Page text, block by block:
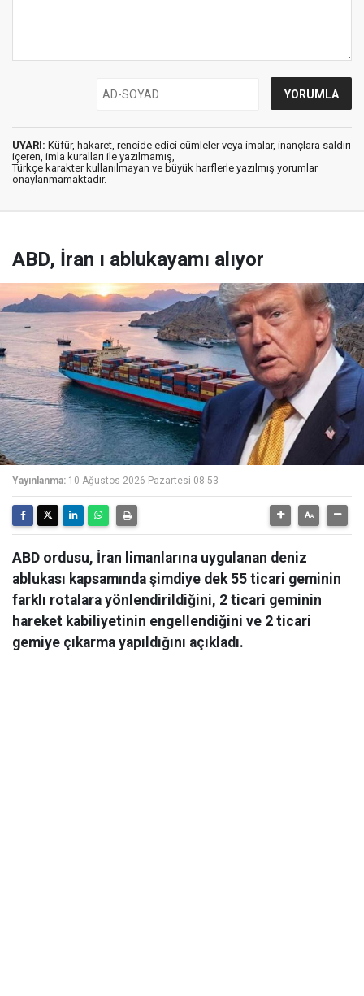
UYARI: Küfür, hakaret, rencide edici cümleler veya imalar, inançlara saldırı
içeren, imla kuralları ile yazılmamış,
Türkçe karakter kullanılmayan ve büyük harflerle yazılmış yorumlar
onaylanmamaktadır.
ABD, İran ı ablukayamı alıyor
Yayınlanma: 10 Ağustos 2026 Pazartesi 08:53
ABD ordusu, İran limanlarına uygulanan deniz
ablukası kapsamında şimdiye dek 55 ticari geminin
farklı rotalara yönlendirildiğini, 2 ticari geminin
hareket kabiliyetinin engellendiğini ve 2 ticari
gemiye çıkarma yapıldığını açıkladı.